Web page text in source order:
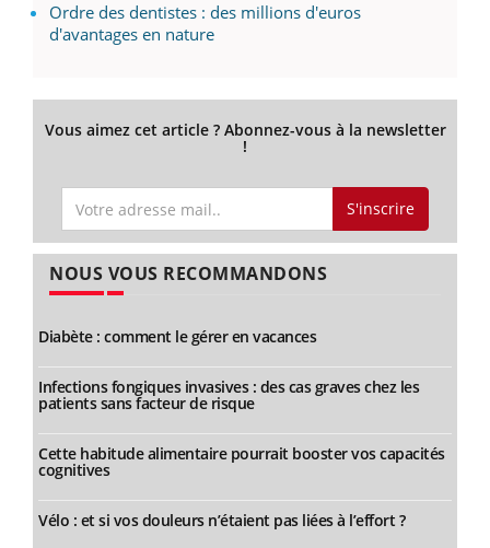
Ordre des dentistes : des millions d'euros
d'avantages en nature
Vous aimez cet article ? Abonnez-vous à la newsletter
!
S'inscrire
NOUS VOUS RECOMMANDONS
Diabète : comment le gérer en vacances
Infections fongiques invasives : des cas graves chez les
patients sans facteur de risque
Cette habitude alimentaire pourrait booster vos capacités
cognitives
Vélo : et si vos douleurs n’étaient pas liées à l’effort ?